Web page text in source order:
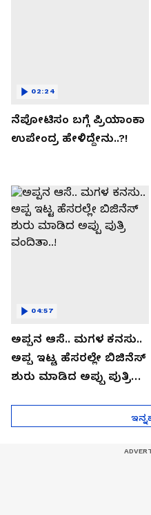
ನೆಪೋಟಿಸಂ ಬಗ್ಗೆ ಪ್ರಿಯಾಂಕಾ
ಉಪೇಂದ್ರ ಹೇಳಿದ್ದೇನು..?!
02:24
ಅಪ್ಪನ ಆಸೆ.. ಮಗಳ ಕನಸು..
ಅಪ್ಪ ಇಟ್ಟ ಹೆಸರಲ್ಲೇ ಬಿಜಿನೆಸ್​
ಶುರು ಮಾಡಿದ ಅಪ್ಪು ಪುತ್ರಿ
04:57